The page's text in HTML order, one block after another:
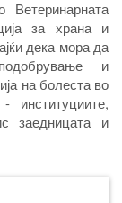
Ветеринарната
за храна и
дека мора да
и
на болеста во
институциите,
заедницата и